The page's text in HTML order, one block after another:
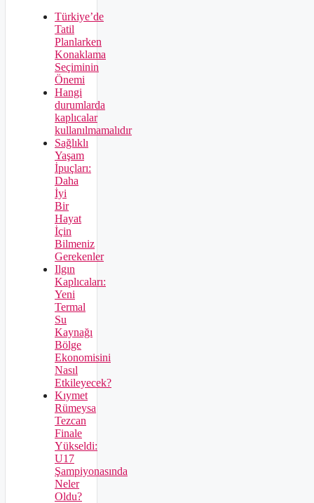
Türkiye’de
Tatil
Planlarken
Konaklama
Seçiminin
Önemi
Hangi
durumlarda
kaplıcalar
kullanılmamalıdır
Sağlıklı
Yaşam
İpuçları:
Daha
İyi
Bir
Hayat
İçin
Bilmeniz
Gerekenler
Ilgın
Kaplıcaları:
Yeni
Termal
Su
Kaynağı
Bölge
Ekonomisini
Nasıl
Etkileyecek?
Kıymet
Rümeysa
Tezcan
Finale
Yükseldi:
U17
Şampiyonasında
Neler
Oldu?